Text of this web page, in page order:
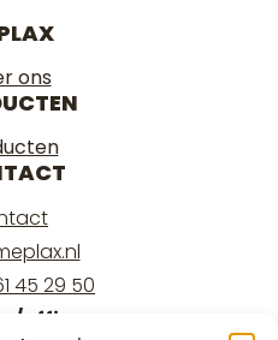
ons
45 29 50
office: